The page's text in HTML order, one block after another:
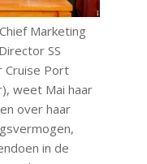
Marketing
SS
Cruise Port
weet Mai haar
over haar
in de